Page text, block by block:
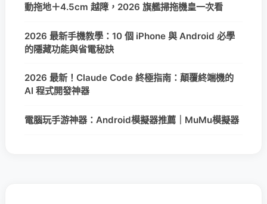
動拖地＋4.5cm 越障，2026 旗艦掃拖機皇一次看
2026 最新手機教學：10 個 iPhone 與 Android 必學
的隱藏功能與省電秘訣
2026 最新！Claude Code 終極指南：顛覆終端機的
AI 程式開發神器
電腦玩手游神器：Android模擬器推薦｜MuMu模擬器